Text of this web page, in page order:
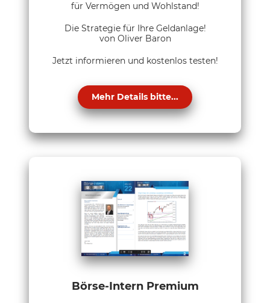
für Vermögen und Wohlstand!
Die Strategie für Ihre Geldanlage!
von Oliver Baron
Jetzt informieren und kostenlos testen!
Mehr Details bitte...
Börse-Intern Premium